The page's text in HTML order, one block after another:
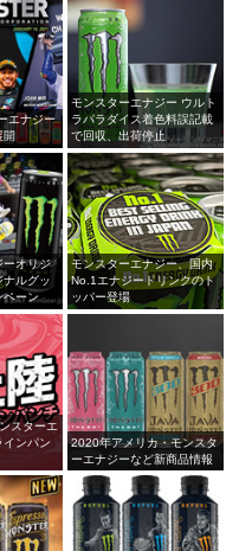
エナジー
開
モンスターエナジー ウルト
ラパラダイス着色料誤記載
で回収、出荷停止
ーオリジ
ナルグッ
ペーン
モンスターエナジー、国内
No.1エナジードリンクのト
ッパー登場
スターエ
インパン
2020年アメリカ・モンスタ
ーエナジーなど新商品情報